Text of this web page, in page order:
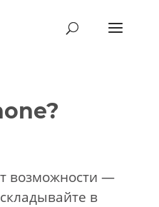
возможности —
в